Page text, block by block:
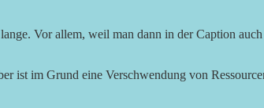
Vor allem, weil man dann in der Caption
ist im Grund eine Verschwendung von